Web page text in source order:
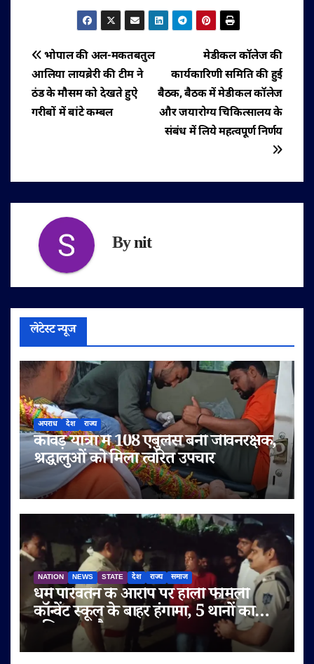
पोस्ट
नेविगेशन
मेडीकल कॉलेज की
कार्यकारिणी समिति की हुई
बैठक, बैठक में मेडीकल कॉलेज
और जयारोग्य चिकित्सालय के
संबंध में लिये महत्वपूर्ण निर्णय
भोपाल की अल-मकतबतुल
आलिया लायब्रेरी की टीम ने
ठंड के मौसम को देखते हुऐ
गरीबों में बांटे कम्बल
Bynit
लेटेस्ट न्यूज
अपराध देश राज्य
कांवड़ यात्रा में 108 एंबुलेंस बनी जीवनरक्षक,
श्रद्धालुओं को मिला त्वरित उपचार
NATION NEWS STATE देश राज्य समाज
धर्म परिवर्तन के आरोप पर होली फैमिली
कॉन्वेंट स्कूल के बाहर हंगामा, 5 थानों का
पुलिस बल तैनात